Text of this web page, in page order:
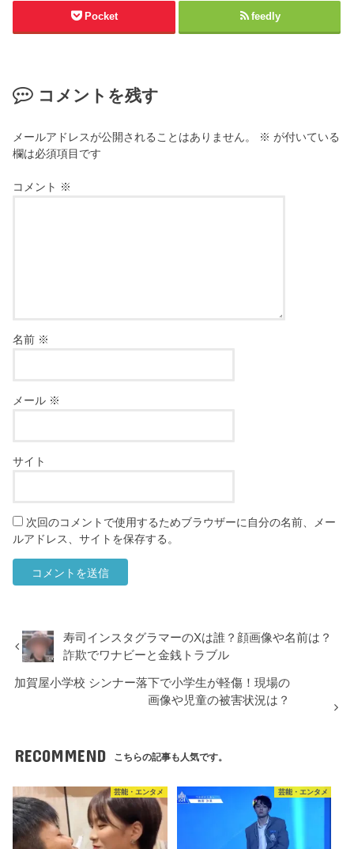
Pocket feedly
コメントを残す
メールアドレスが公開されることはありません。 ※ が付いている
欄は必須項目です
コメント ※
名前 ※
メール ※
サイト
次回のコメントで使用するためブラウザーに自分の名前、メー
ルアドレス、サイトを保存する。
寿司インスタグラマーのXは誰？顔画像や名前は？
詐欺でワナビーと金銭トラブル
加賀屋小学校 シンナー落下で小学生が軽傷！現場の
画像や児童の被害状況は？
RECOMMEND こちらの記事も人気です。
芸能・エンタメ 芸能・エンタメ